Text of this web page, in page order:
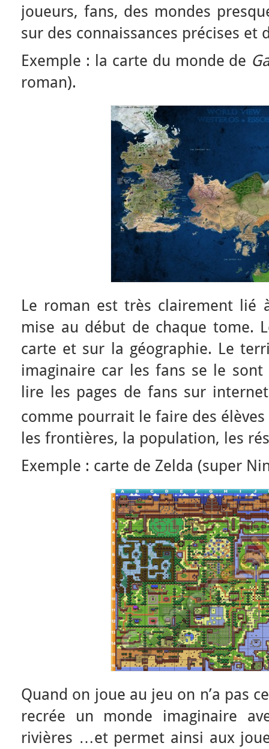
joueurs, fans, des mondes
sur des connaissances précises et
Exemple : la carte du monde de
roman).
Le roman est très clairement lié
mise au début de chaque tome.
carte et sur la géographie. Le
imaginaire car les fans se le sont
lire les pages de fans sur
comme pourrait le faire des élèves
les frontières, la population, les
Exemple : carte de Zelda (super
Quand on joue au jeu on n’a pas
recrée un monde imaginaire
rivières …et permet ainsi aux